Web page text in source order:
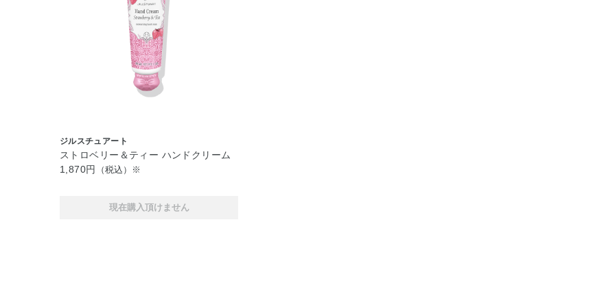
ジルスチュアート
ストロベリー＆ティー ハンドクリーム
1,870円
（税込）※
現在購入頂けません